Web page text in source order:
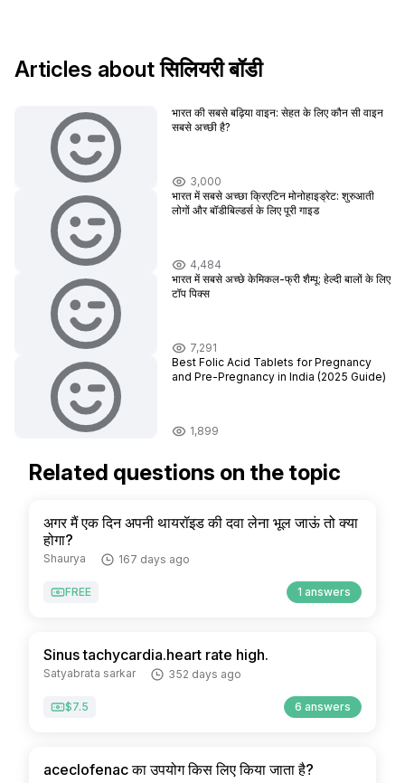
Articles about सिलियरी बॉडी
भारत की सबसे बढ़िया वाइन: सेहत के लिए कौन सी वाइन
सबसे अच्छी है?
3,000
भारत में सबसे अच्छा क्रिएटिन मोनोहाइड्रेट: शुरुआती
लोगों और बॉडीबिल्डर्स के लिए पूरी गाइड
4,484
भारत में सबसे अच्छे केमिकल-फ्री शैम्पू: हेल्दी बालों के लिए
टॉप पिक्स
7,291
Best Folic Acid Tablets for Pregnancy
and Pre-Pregnancy in India (2025 Guide)
1,899
Related questions on the topic
अगर मैं एक दिन अपनी थायरॉइड की दवा लेना भूल जाऊं तो क्या
होगा?
Shaurya 167 days ago
FREE 1 answers
Sinus tachycardia.heart rate high.
Satyabrata sarkar 352 days ago
$7.5 6 answers
aceclofenac का उपयोग किस लिए किया जाता है?